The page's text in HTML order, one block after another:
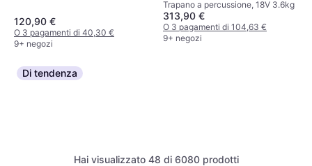
120,90 €
O 3 pagamenti di 40,30 €
9+ negozi
Trapano a percussione, 18V 3.6kg
313,90 €
O 3 pagamenti di 104,63 €
9+ negozi
Di tendenza
Hai visualizzato 48 di 6080 prodotti